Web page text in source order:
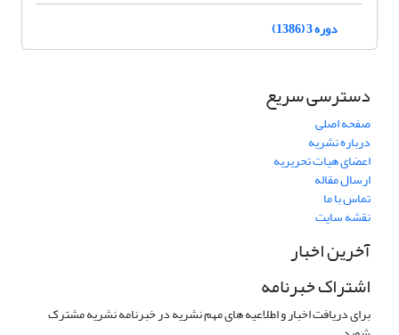
دوره 3 (1386)
دسترسی سریع
صفحه اصلی
درباره نشریه
اعضای هیات تحریریه
ارسال مقاله
تماس با ما
نقشه سایت
آخرین اخبار
اشتراک خبرنامه
برای دریافت اخبار و اطلاعیه های مهم نشریه در خبرنامه نشریه مشترک